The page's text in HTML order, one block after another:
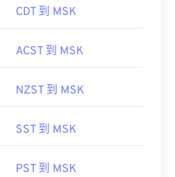
CDT 到 MSK
ACST 到 MSK
NZST 到 MSK
SST 到 MSK
PST 到 MSK